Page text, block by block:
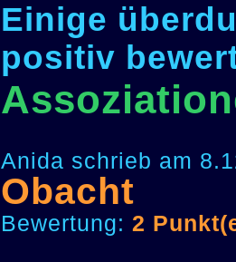
Einige
positiv
Anida schrieb am
Obacht
Bewertung: 2